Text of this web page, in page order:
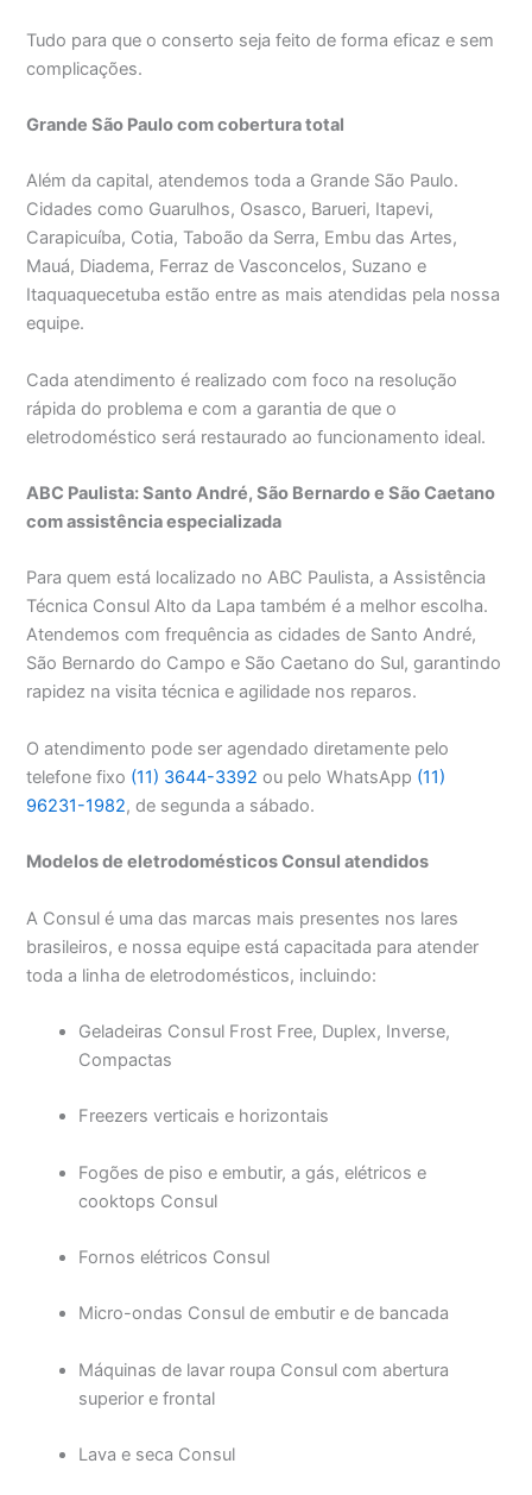
Tudo para que o conserto seja feito de forma eficaz e sem
complicações.
Grande São Paulo com cobertura total
Além da capital, atendemos toda a Grande São Paulo.
Cidades como Guarulhos, Osasco, Barueri, Itapevi,
Carapicuíba, Cotia, Taboão da Serra, Embu das Artes,
Mauá, Diadema, Ferraz de Vasconcelos, Suzano e
Itaquaquecetuba estão entre as mais atendidas pela nossa
equipe.
Cada atendimento é realizado com foco na resolução
rápida do problema e com a garantia de que o
eletrodoméstico será restaurado ao funcionamento ideal.
ABC Paulista: Santo André, São Bernardo e São Caetano
com assistência especializada
Para quem está localizado no ABC Paulista, a Assistência
Técnica Consul Alto da Lapa também é a melhor escolha.
Atendemos com frequência as cidades de Santo André,
São Bernardo do Campo e São Caetano do Sul, garantindo
rapidez na visita técnica e agilidade nos reparos.
O atendimento pode ser agendado diretamente pelo
telefone fixo (11) 3644-3392 ou pelo WhatsApp (11)
96231-1982, de segunda a sábado.
Modelos de eletrodomésticos Consul atendidos
A Consul é uma das marcas mais presentes nos lares
brasileiros, e nossa equipe está capacitada para atender
toda a linha de eletrodomésticos, incluindo:
Geladeiras Consul Frost Free, Duplex, Inverse,
Compactas
Freezers verticais e horizontais
Fogões de piso e embutir, a gás, elétricos e
cooktops Consul
Fornos elétricos Consul
Micro-ondas Consul de embutir e de bancada
Máquinas de lavar roupa Consul com abertura
superior e frontal
Lava e seca Consul